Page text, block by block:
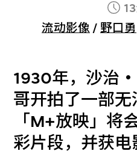
流动影像 / 野口勇
1930年，沙治
哥开拍了一部无
「M+放映」将
彩片段，并获